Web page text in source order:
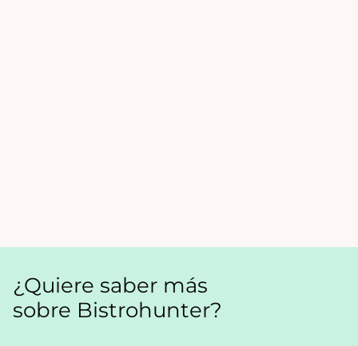
¿Quiere saber más
sobre Bistrohunter?